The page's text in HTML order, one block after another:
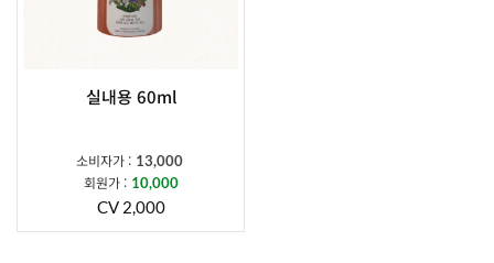
실내용 60ml
소비자가 : 13,000
회원가 : 10,000
CV 2,000